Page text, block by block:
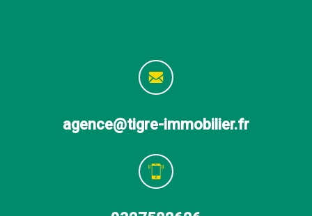
agence@tigre-immobilier.fr